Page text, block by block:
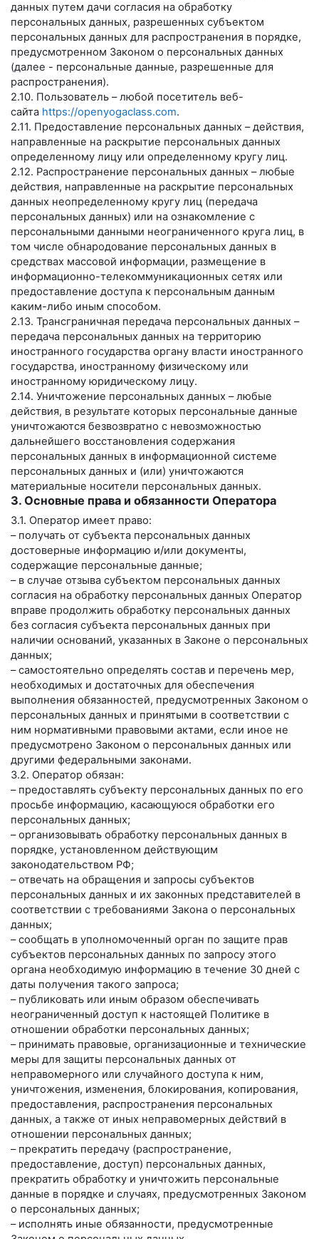
данных путем дачи согласия на обработку
персональных данных, разрешенных субъектом
персональных данных для распространения в порядке,
предусмотренном Законом о персональных данных
(далее - персональные данные, разрешенные для
распространения).
2.10. Пользователь – любой посетитель веб-
сайта https://openyogaclass.com.
2.11. Предоставление персональных данных – действия,
направленные на раскрытие персональных данных
определенному лицу или определенному кругу лиц.
2.12. Распространение персональных данных – любые
действия, направленные на раскрытие персональных
данных неопределенному кругу лиц (передача
персональных данных) или на ознакомление с
персональными данными неограниченного круга лиц, в
том числе обнародование персональных данных в
средствах массовой информации, размещение в
информационно-телекоммуникационных сетях или
предоставление доступа к персональным данным
каким-либо иным способом.
2.13. Трансграничная передача персональных данных –
передача персональных данных на территорию
иностранного государства органу власти иностранного
государства, иностранному физическому или
иностранному юридическому лицу.
2.14. Уничтожение персональных данных – любые
действия, в результате которых персональные данные
уничтожаются безвозвратно с невозможностью
дальнейшего восстановления содержания
персональных данных в информационной системе
персональных данных и (или) уничтожаются
материальные носители персональных данных.
3. Основные права и обязанности Оператора
3.1. Оператор имеет право:
– получать от субъекта персональных данных
достоверные информацию и/или документы,
содержащие персональные данные;
– в случае отзыва субъектом персональных данных
согласия на обработку персональных данных Оператор
вправе продолжить обработку персональных данных
без согласия субъекта персональных данных при
наличии оснований, указанных в Законе о персональных
данных;
– самостоятельно определять состав и перечень мер,
необходимых и достаточных для обеспечения
выполнения обязанностей, предусмотренных Законом о
персональных данных и принятыми в соответствии с
ним нормативными правовыми актами, если иное не
предусмотрено Законом о персональных данных или
другими федеральными законами.
3.2. Оператор обязан:
– предоставлять субъекту персональных данных по его
просьбе информацию, касающуюся обработки его
персональных данных;
– организовывать обработку персональных данных в
порядке, установленном действующим
законодательством РФ;
– отвечать на обращения и запросы субъектов
персональных данных и их законных представителей в
соответствии с требованиями Закона о персональных
данных;
– сообщать в уполномоченный орган по защите прав
субъектов персональных данных по запросу этого
органа необходимую информацию в течение 30 дней с
даты получения такого запроса;
– публиковать или иным образом обеспечивать
неограниченный доступ к настоящей Политике в
отношении обработки персональных данных;
– принимать правовые, организационные и технические
меры для защиты персональных данных от
неправомерного или случайного доступа к ним,
уничтожения, изменения, блокирования, копирования,
предоставления, распространения персональных
данных, а также от иных неправомерных действий в
отношении персональных данных;
– прекратить передачу (распространение,
предоставление, доступ) персональных данных,
прекратить обработку и уничтожить персональные
данные в порядке и случаях, предусмотренных Законом
о персональных данных;
– исполнять иные обязанности, предусмотренные